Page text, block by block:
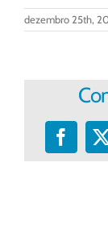
dezembro 25th,